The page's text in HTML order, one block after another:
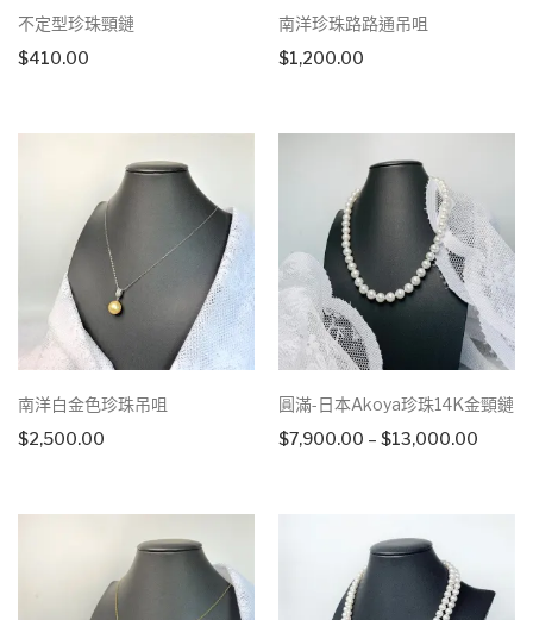
不定型珍珠頸鏈
$410.00
南洋珍珠路路通吊咀
$1,200.00
南洋白金色珍珠吊咀
$2,500.00
圓滿-日本Akoya珍珠14K金頸鏈
$7,900.00 – $13,000.00